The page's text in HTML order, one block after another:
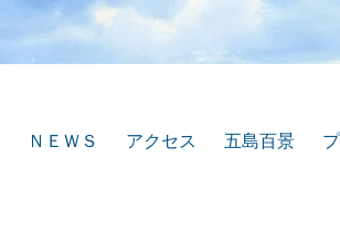
ＮＥＷＳ アクセス 五島百景